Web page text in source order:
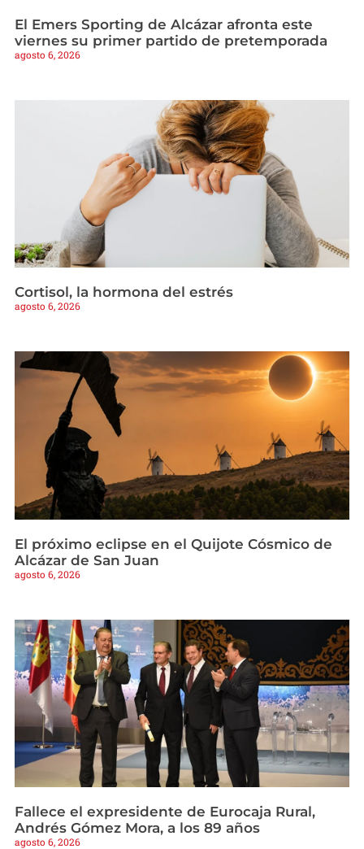
El Emers Sporting de Alcázar afronta este
viernes su primer partido de pretemporada
agosto 6, 2026
Cortisol, la hormona del estrés
agosto 6, 2026
El próximo eclipse en el Quijote Cósmico de
Alcázar de San Juan
agosto 6, 2026
Fallece el expresidente de Eurocaja Rural,
Andrés Gómez Mora, a los 89 años
agosto 6, 2026